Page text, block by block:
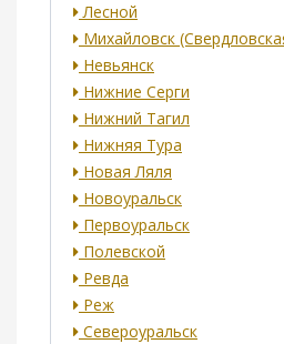
Лесной
Михайловск
Невьянск
Нижние Серги
Нижний Тагил
Нижняя Тура
Новая Ляля
Новоуральск
Первоуральск
Полевской
Ревда
Реж
Североуральск